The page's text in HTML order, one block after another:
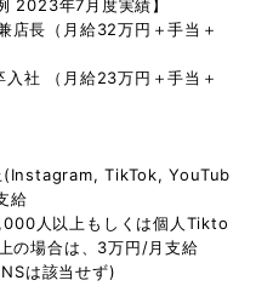
2023年7月度実績】
店長（月給32万円＋手当＋
社 （月給23万円＋手当＋
(Instagram, TikTok, YouTub
給
人以上もしくは個人Tikto
の場合は、3万円/月支給
は該当せず)